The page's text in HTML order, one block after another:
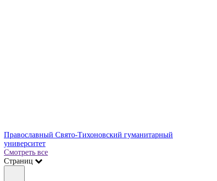
Православный Свято-Тихоновский гуманитарный
университет
Смотреть все
Страниц